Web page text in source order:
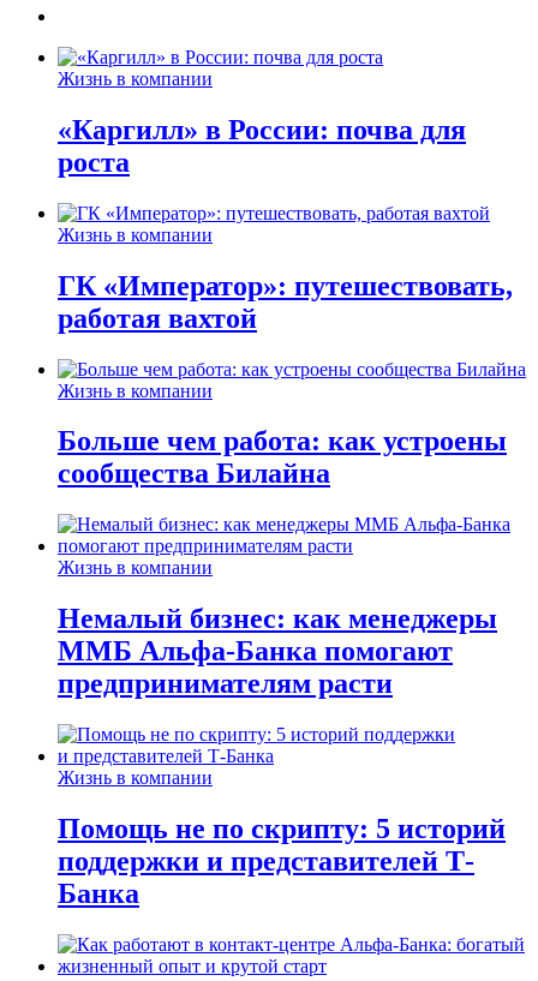
Жизнь в компании
«Каргилл» в России: почва для
роста
Жизнь в компании
ГК «Император»: путешествовать,
работая вахтой
Жизнь в компании
Больше чем работа: как устроены
сообщества Билайна
Жизнь в компании
Немалый бизнес: как менеджеры
ММБ Альфа-Банка помогают
предпринимателям расти
Жизнь в компании
Помощь не по скрипту: 5 историй
поддержки и представителей Т-
Банка